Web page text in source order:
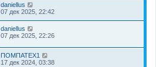
daniellus
07 дек 2025, 22:42
daniellus
07 дек 2025, 22:26
ПОМПАТЕХ1
17 дек 2024, 03:38